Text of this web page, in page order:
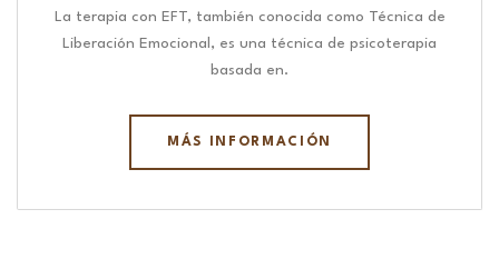
La terapia con EFT, también conocida como Técnica de
Liberación Emocional, es una técnica de psicoterapia
basada en.
MÁS INFORMACIÓN